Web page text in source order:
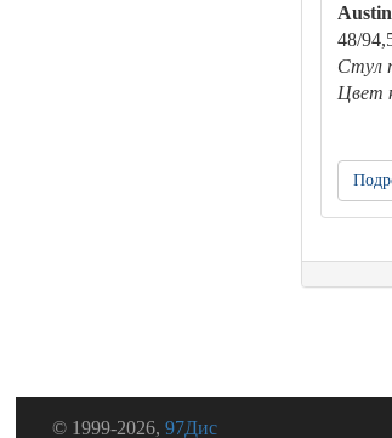
Austin
48/
Стул
Цвет
© 1999-2026,97Дис